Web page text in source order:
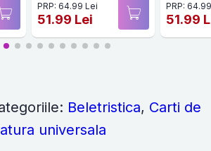
PRP: 64.99 Lei
51.99 Lei
PRP:
51.99
Beletristica, Carti de
universala